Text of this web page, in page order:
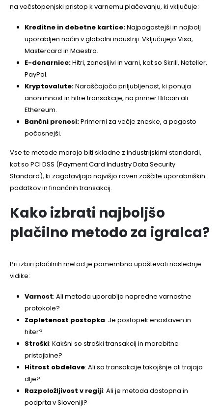
na večstopenjski pristop k varnemu plačevanju, ki vključuje:
Kreditne in debetne kartice:Najpogostejši in najbolj
uporabljen način v globalni industriji. Vključujejo Visa,
Mastercard in Maestro.
E-denarnice:Hitri, zanesljivi in varni, kot so Skrill, Neteller,
PayPal.
Kryptovalute:Naraščajoča priljubljenost, ki ponuja
anonimnost in hitre transakcije, na primer Bitcoin ali
Ethereum.
Bančni prenosi:Primerni za večje zneske, a pogosto
počasnejši.
Vse te metode morajo biti skladne z industrijskimi standardi,
kot so PCI DSS (Payment Card Industry Data Security
Standard), ki zagotavljajo najvišjo raven zaščite uporabniških
podatkov in finančnih transakcij.
Kako izbrati najboljšo
plačilno metodo za igralca?
Pri izbiri plačilnih metod je pomembno upoštevati naslednje
vidike:
Varnost: Ali metoda uporablja napredne varnostne
protokole?
Zapletenost postopka: Je postopek enostaven in
hiter?
Stroški: Kakšni so stroški transakcij in morebitne
pristojbine?
Hitrost obdelave: Ali so transakcije takojšnje ali trajajo
dlje?
Razpoložljivost v regiji: Ali je metoda dostopna in
podprta v Sloveniji?